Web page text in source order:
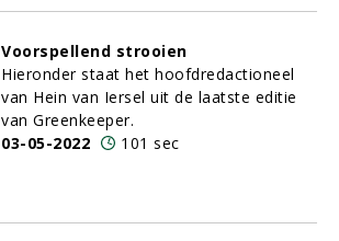
Voorspellend strooien
Hieronder staat het hoofdredactioneel
van Hein van Iersel uit de laatste editie
van Greenkeeper.
03-05-2022
101 sec